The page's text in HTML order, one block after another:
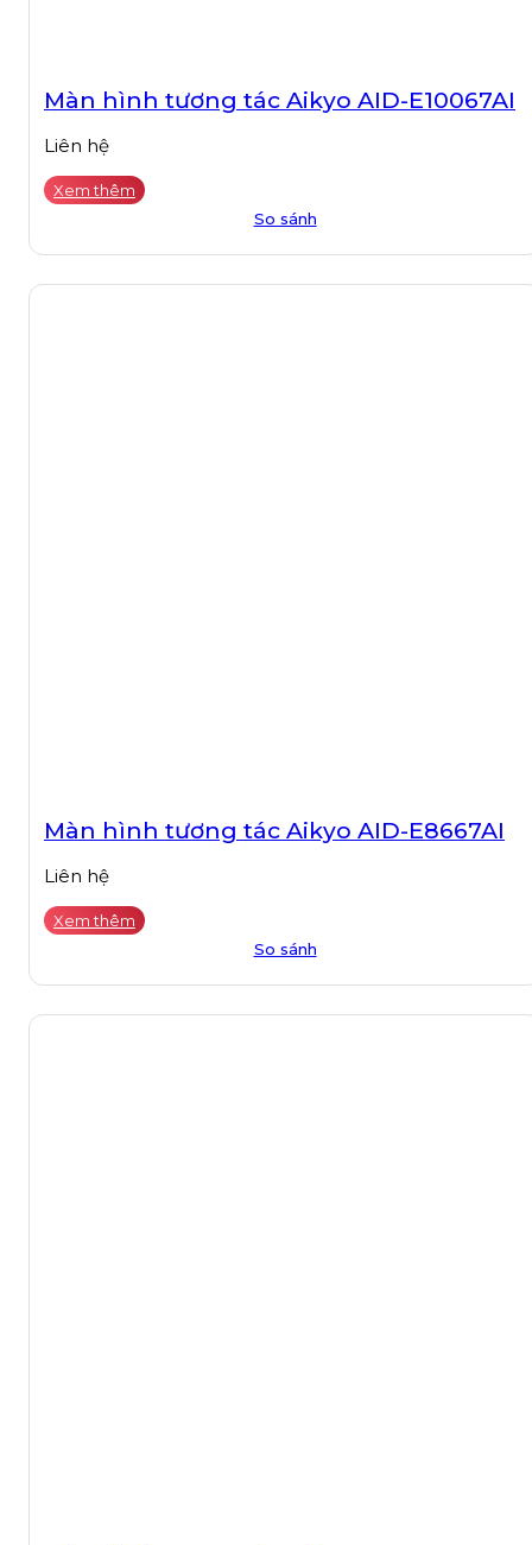
Màn hình tương tác Aikyo AID-E10067AI
Liên hệ
Xem thêm
So sánh
Màn hình tương tác Aikyo AID-E8667AI
Liên hệ
Xem thêm
So sánh